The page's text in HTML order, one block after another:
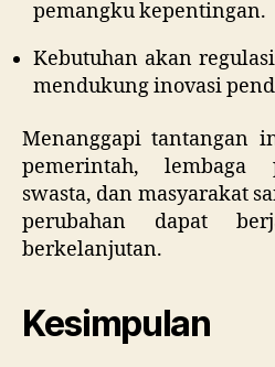
pemangku kepentingan.
Kebutuhan akan
mendukung inovasi
Menanggapi tantangan
pemerintah, lembaga
swasta, dan masyarakat
perubahan dapat
berkelanjutan.
Kesimpulan